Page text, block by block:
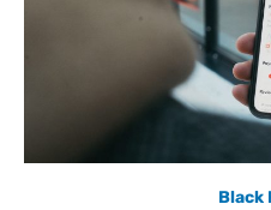
Black